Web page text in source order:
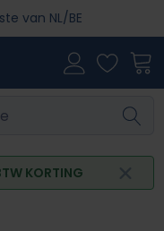
van NL/BE
KORTING